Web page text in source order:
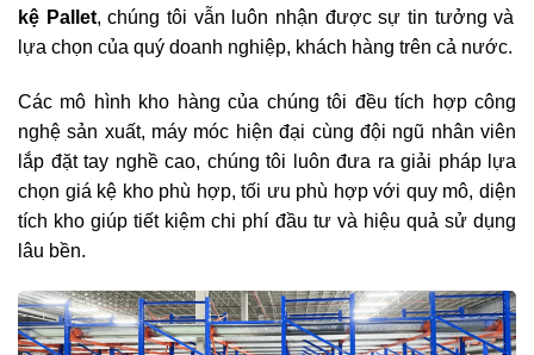
kệ Pallet, chúng tôi vẫn luôn nhận được sự tin tưởng và
lựa chọn của quý doanh nghiệp, khách hàng trên cả nước.
Các mô hình kho hàng của chúng tôi đều tích hợp công
nghệ sản xuất, máy móc hiện đại cùng đội ngũ nhân viên
lắp đặt tay nghề cao, chúng tôi luôn đưa ra giải pháp lựa
chọn giá kệ kho phù hợp, tối ưu phù hợp với quy mô, diện
tích kho giúp tiết kiệm chi phí đầu tư và hiệu quả sử dụng
lâu bền.